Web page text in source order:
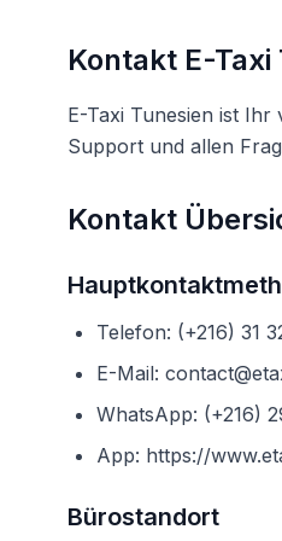
Kontakt E-Taxi
E-Taxi Tunesien ist
Support und allen
Kontakt
Telefon: (+216) 31
E-Mail:
WhatsApp: (+216)
App: https://
Bürostandort